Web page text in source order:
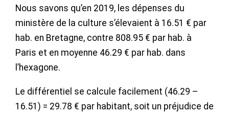
Nous savons qu’en 2019, les dépenses du
ministère de la culture s’élevaient à 16.51 € par
hab. en Bretagne, contre 808.95 € par hab. à
Paris et en moyenne 46.29 € par hab. dans
l’hexagone.
Le différentiel se calcule facilement (46.29 –
16.51) = 29.78 € par habitant, soit un préjudice de